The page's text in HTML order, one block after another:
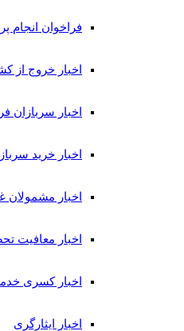
فراخوان انجام پروژه
اخبار خروج از کشور
اخبار سربازان فراری
اخبار خرید سربازی
اخبار مشمولان غایب
اخبار معافیت
اخبار کسری خدمت
اخبار ایثارگری